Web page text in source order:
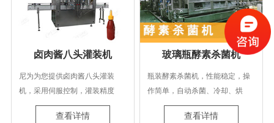
普通物料有区别，香菇酱的流动
性不是很好，因此我们的专业设
计团队为客户量身定制了新的灌
装机，经过多次实验交出了一份
卤肉酱八头灌装机
尼为为您提供卤肉酱八头灌装
机，采用伺服控制，灌装精度
高，且设有防滴漏装置。
查看详情
玻璃瓶酵素杀菌机
瓶装酵素杀菌机，性能稳定，操
作简单，自动杀菌、冷却、烘
查看详情